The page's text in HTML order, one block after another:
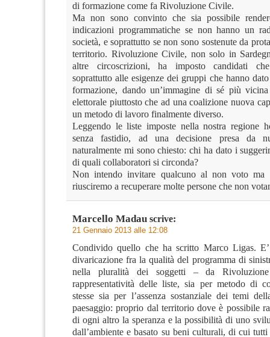
di formazione come fa Rivoluzione Civile.
Ma non sono convinto che sia possibile
indicazioni programmatiche se non hanno un
società, e soprattutto se non sono sostenute da
territorio. Rivoluzione Civile, non solo in
altre circoscrizioni, ha imposto candidati che
soprattutto alle esigenze dei gruppi che hanno
formazione, dando un’immagine di sé più
elettorale piuttosto che ad una coalizione nuova
un metodo di lavoro finalmente diverso.
Leggendo le liste imposte nella nostra regione
senza fastidio, ad una decisione presa da
naturalmente mi sono chiesto: chi ha dato i
di quali collaboratori si circonda?
Non intendo invitare qualcuno al non voto ma
riusciremo a recuperare molte persone che non
Marcello Madau scrive:
21 Gennaio 2013 alle 12:08
Condivido quello che ha scritto Marco Ligas.
divaricazione fra la qualità del programma di
nella pluralità dei soggetti – da
rappresentatività delle liste, sia per metodo di
stesse sia per l’assenza sostanziale dei temi
paesaggio: proprio dal territorio dove è possibile
di ogni altro la speranza e la possibilità di uno
dall’ambiente e basato su beni culturali, di cui